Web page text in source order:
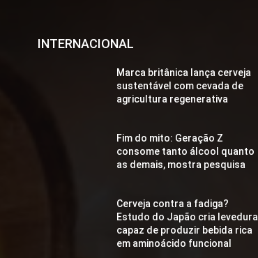
INTERNACIONAL
Marca britânica lança cerveja
sustentável com cevada de
agricultura regenerativa
Fim do mito: Geração Z
consome tanto álcool quanto
as demais, mostra pesquisa
Cerveja contra a fadiga?
Estudo do Japão cria levedura
capaz de produzir bebida rica
em aminoácido funcional